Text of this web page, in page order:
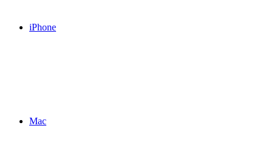
iPhone
Mac